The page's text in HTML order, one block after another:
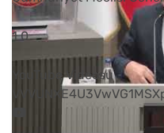
1 0
YouTube Videosu